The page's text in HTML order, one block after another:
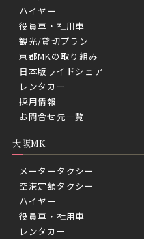
ハイヤー
役員車・社用車
観光/貸切プラン
京都MKの取り組み
日本版ライドシェア
レンタカー
採用情報
お問合せ先一覧
大阪MK
メータータクシー
空港定額タクシー
ハイヤー
役員車・社用車
レンタカー